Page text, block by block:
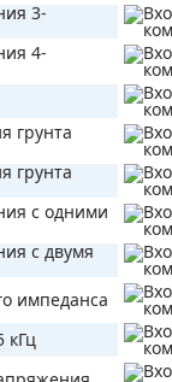
3-
4-
грунта
грунта
с одними
с двумя
импеданса
кГц